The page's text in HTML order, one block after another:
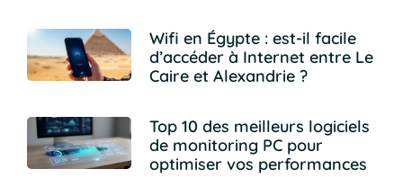
Wifi en Égypte : est-il facile
d’accéder à Internet entre Le
Caire et Alexandrie ?
Top 10 des meilleurs logiciels
de monitoring PC pour
optimiser vos performances